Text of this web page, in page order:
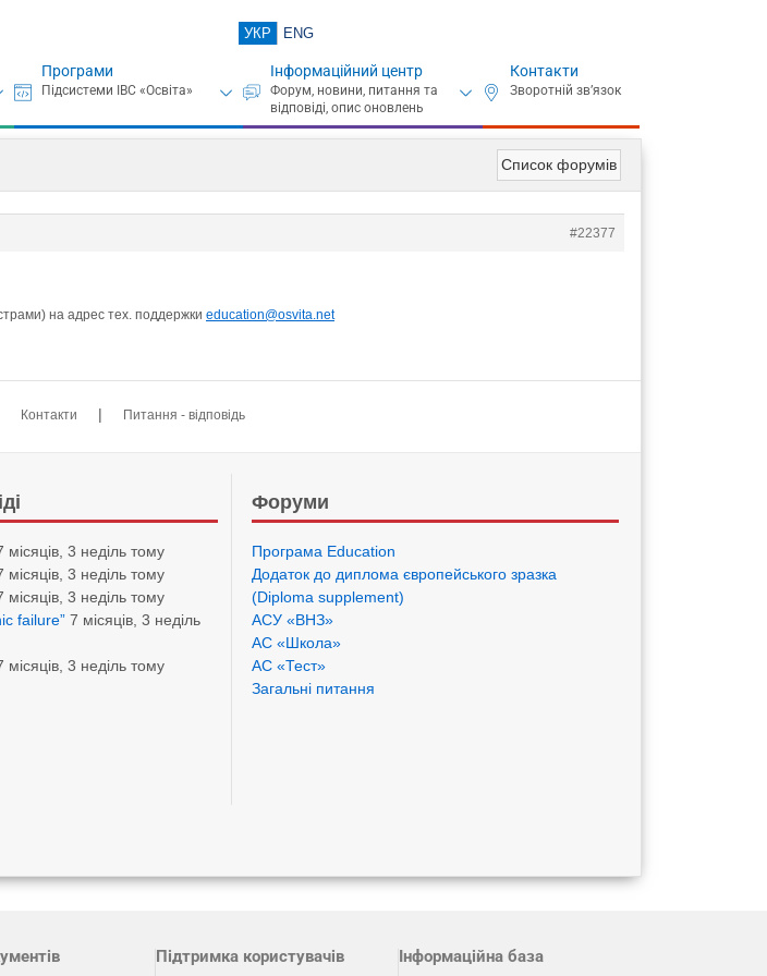
УКР ENG
Програми Інформаційний центр Контакти
Список форумів
#22377
на адрес тех. поддержки education@osvita.net
Контакти | Питання - відповідь
місяців, 3 неділь тому
місяців, 3 неділь тому
місяців, 3 неділь тому
failure” 7 місяців, 3 неділь
місяців, 3 неділь тому
Форуми
Програма Eduсation
Додаток до диплома європейського зразка
(Diploma supplement)
АСУ «ВНЗ»
АС «Школа»
АС «Тест»
Загальні питання
Підтримка користувачів Інформаційна база